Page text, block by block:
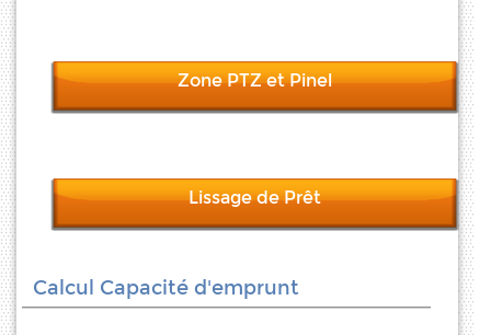
Zone PTZ et Pinel
Lissage de Prêt
Calcul Capacité d'emprunt